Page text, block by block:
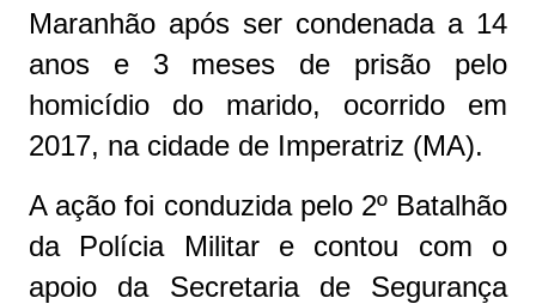
Maranhão após ser condenada a 14
anos e 3 meses de prisão pelo
homicídio do marido, ocorrido em
2017, na cidade de Imperatriz (MA).
A ação foi conduzida pelo 2º Batalhão
da Polícia Militar e contou com o
apoio da Secretaria de Segurança